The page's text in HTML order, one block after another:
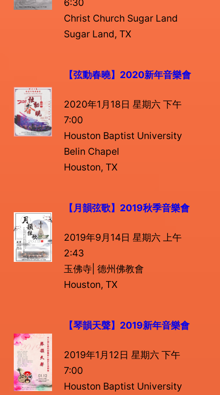
Christ Church Sugar Land
Sugar Land, TX
【弦動春曉】 2020新年音樂會
2020年1月18日 星期六 下午
7:00
Houston Baptist University
Belin Chapel
Houston, TX
【月韻弦歌】 2019秋季音樂會
2019年9月14日 星期六 上午
2:43
玉佛寺| 德州佛教會
Houston, TX
【琴韻天聲】 2019新年音樂會
2019年1月12日 星期六 下午
7:00
Houston Baptist University